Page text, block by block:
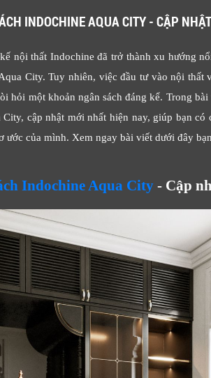
INDOCHINE AQUA CITY - CẬP
nội thất Indochine đã trở thành xu hướng
City. Tuy nhiên, việc đầu tư vào nội thất
hỏi một khoản ngân sách đáng kể. Trong
cập nhật mới nhất hiện nay, giúp bạn
ước của mình. Xem ngay bài viết dưới đây
Indochine Aqua City - Cập